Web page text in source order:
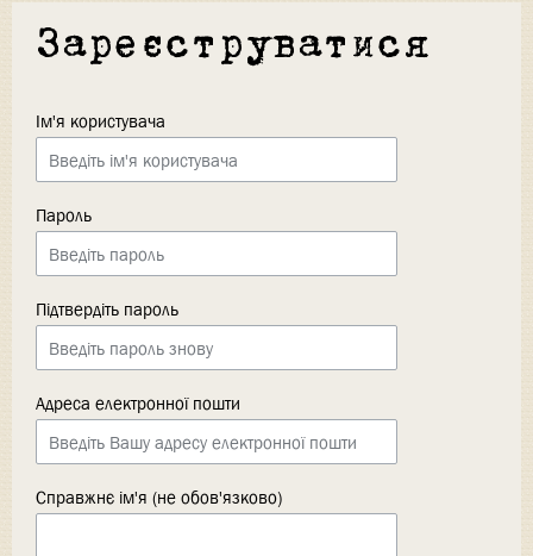
Зареєструватися
Ім'я користувача
Пароль
Підтвердіть пароль
Адреса електронної пошти
Справжнє ім'я (не обов'язково)